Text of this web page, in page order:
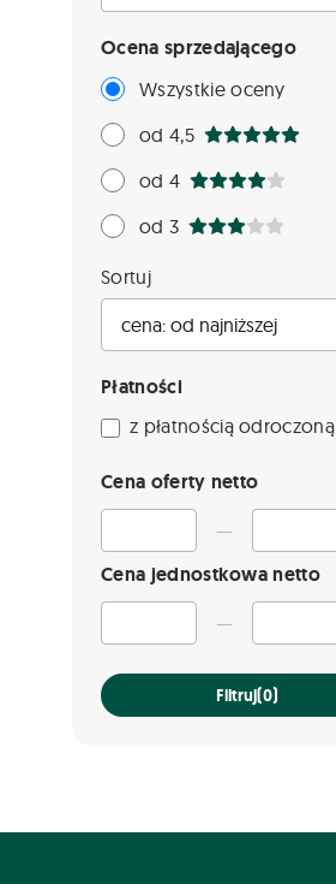
Ocena sprzedającego
Wszystkie oceny
od 4,5
od 4
od 3
Sortuj
Płatności
z płatnością odroczoną
Cena oferty netto
—
Cena jednostkowa netto
—
Filtruj(0)